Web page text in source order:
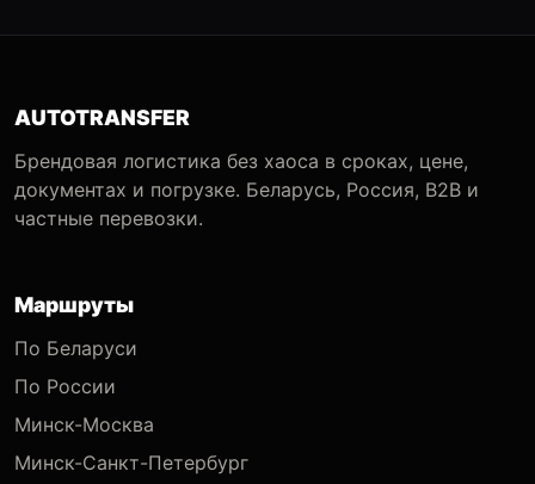
AUTOTRANSFER
Брендовая логистика без хаоса в сроках, цене,
документах и погрузке. Беларусь, Россия, B2B и
частные перевозки.
Маршруты
По Беларуси
По России
Минск-Москва
Минск-Санкт-Петербург